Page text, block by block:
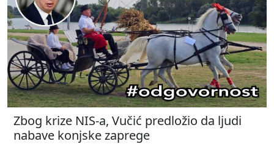
Zbog krize NIS-a, Vučić predložio da ljudi
nabave konjske zaprege